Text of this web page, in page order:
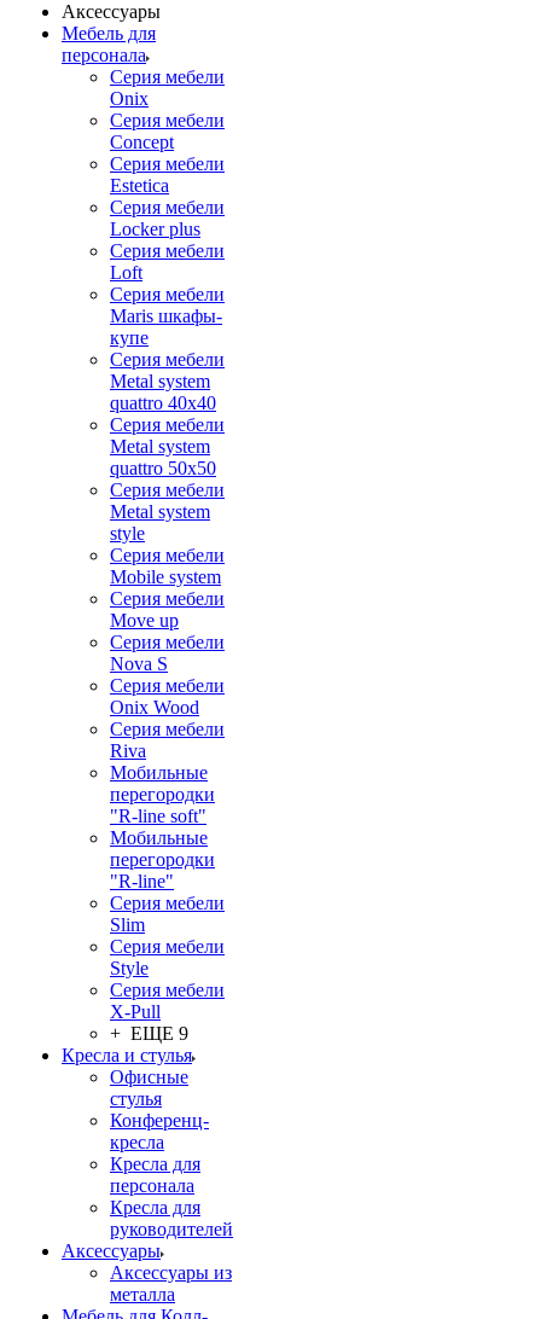
Аксессуары
Мебель для
персонала
Серия мебели
Onix
Серия мебели
Concept
Серия мебели
Estetica
Серия мебели
Locker plus
Серия мебели
Loft
Серия мебели
Maris шкафы-
купе
Серия мебели
Metal system
quattro 40x40
Серия мебели
Metal system
quattro 50x50
Серия мебели
Metal system
style
Серия мебели
Mobile system
Серия мебели
Move up
Серия мебели
Nova S
Серия мебели
Onix Wood
Серия мебели
Riva
Мобильные
перегородки
"R-line soft"
Мобильные
перегородки
"R-line"
Серия мебели
Slim
Серия мебели
Style
Серия мебели
X-Pull
+ ЕЩЕ 9
Кресла и стулья
Офисные
стулья
Конференц-
кресла
Кресла для
персонала
Кресла для
руководителей
Аксессуары
Аксессуары из
металла